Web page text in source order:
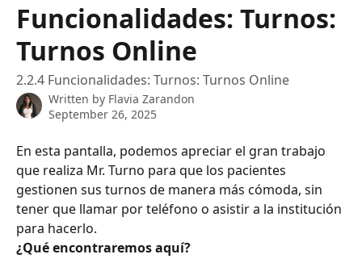
Funcionalidades: Turnos:
Turnos Online
2.2.4 Funcionalidades: Turnos: Turnos Online
Written by Flavia Zarandon
September 26, 2025
En esta pantalla, podemos apreciar el gran trabajo
que realiza Mr. Turno para que los pacientes
gestionen sus turnos de manera más cómoda, sin
tener que llamar por teléfono o asistir a la institución
para hacerlo.
¿Qué encontraremos aquí?